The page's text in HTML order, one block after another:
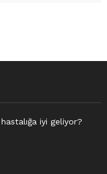
iyi geliyor?